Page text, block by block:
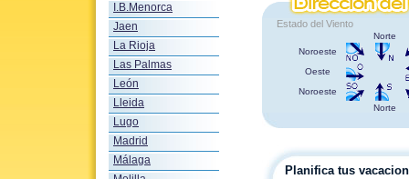
I.B.Menorca
Jaen
La Rioja
Las Palmas
León
Lleida
Lugo
Madrid
Málaga
Estado del Viento
Norte
Noroeste
Oeste
Noroeste
Norte
Planifica tus